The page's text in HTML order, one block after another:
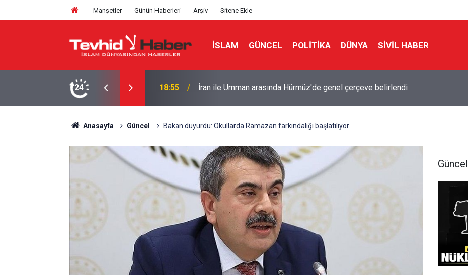
Manşetler Günün Haberleri Arşiv Sitene Ekle
İSLAM GÜNCEL POLITIKA DÜNYA SIVIL HABER
24
genel çerçeve belirlendi 16:09 Ensarullah'a karşı kurulan koalisyonda Türkiye de var.. Suud komutanı atadı
Anasayfa Güncel Bakan duyurdu: Okullarda Ramazan farkındalığı başlatılıyor
Güncel